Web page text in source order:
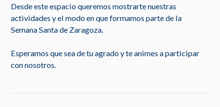
Desde este espacio queremos mostrarte nuestras
actividades y el modo en que formamos parte de la
Semana Santa de Zaragoza.
Esperamos que sea de tu agrado y te animes a participar
con nosotros.